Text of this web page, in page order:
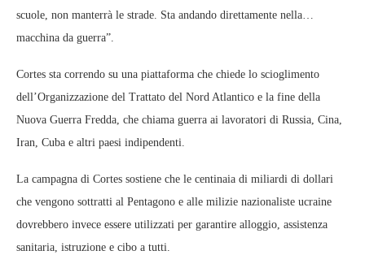
scuole, non manterrà le strade. Sta andando direttamente nella…
macchina da guerra”.
Cortes sta correndo su una piattaforma che chiede lo scioglimento
dell’Organizzazione del Trattato del Nord Atlantico e la fine della
Nuova Guerra Fredda, che chiama guerra ai lavoratori di Russia, Cina,
Iran, Cuba e altri paesi indipendenti.
La campagna di Cortes sostiene che le centinaia di miliardi di dollari
che vengono sottratti al Pentagono e alle milizie nazionaliste ucraine
dovrebbero invece essere utilizzati per garantire alloggio, assistenza
sanitaria, istruzione e cibo a tutti.